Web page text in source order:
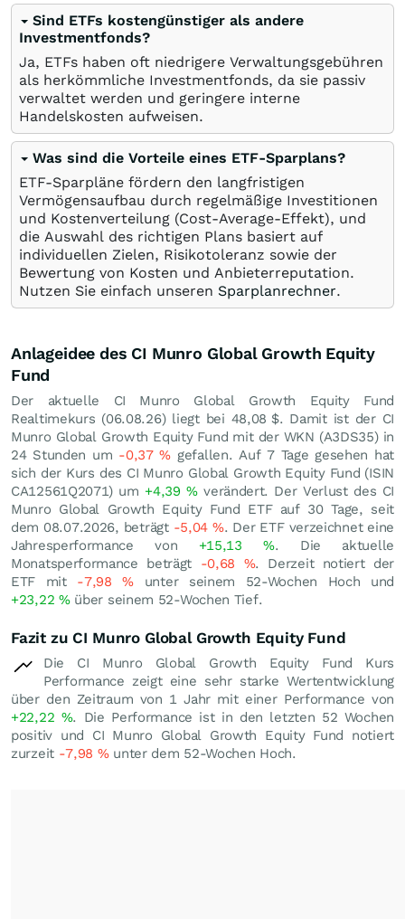
Sind ETFs kostengünstiger als andere
Investmentfonds?
Ja, ETFs haben oft niedrigere Verwaltungsgebühren
als herkömmliche Investmentfonds, da sie passiv
verwaltet werden und geringere interne
Handelskosten aufweisen.
Was sind die Vorteile eines ETF-Sparplans?
ETF-Sparpläne fördern den langfristigen
Vermögensaufbau durch regelmäßige Investitionen
und Kostenverteilung (Cost-Average-Effekt), und
die Auswahl des richtigen Plans basiert auf
individuellen Zielen, Risikotoleranz sowie der
Bewertung von Kosten und Anbieterreputation.
Nutzen Sie einfach unseren Sparplanrechner.
Anlageidee des CI Munro Global Growth Equity
Fund
Der aktuelle CI Munro Global Growth Equity Fund
Realtimekurs (06.08.26) liegt bei 48,08 $. Damit ist der CI
Munro Global Growth Equity Fund mit der WKN (A3DS35) in
24 Stunden um -0,37% gefallen. Auf 7 Tage gesehen hat
sich der Kurs des CI Munro Global Growth Equity Fund (ISIN
CA12561Q2071) um +4,39%verändert. Der Verlust des CI
Munro Global Growth Equity Fund ETF auf 30 Tage, seit
dem 08.07.2026, beträgt -5,04%. Der ETF verzeichnet eine
Jahresperformance von +15,13%. Die aktuelle
Monatsperformance beträgt -0,68 %. Derzeit notiert der
ETF mit -7,98% unter seinem 52-Wochen Hoch und
+23,22 %über seinem 52-Wochen Tief.
Fazit zu CI Munro Global Growth Equity Fund
Die CI Munro Global Growth Equity Fund Kurs
Performance zeigt eine sehr starke Wertentwicklung
über den Zeitraum von 1 Jahr mit einer Performance von
+22,22 %. Die Performance ist in den letzten 52 Wochen
positiv und CI Munro Global Growth Equity Fund notiert
zurzeit -7,98 %unter dem 52-Wochen Hoch.